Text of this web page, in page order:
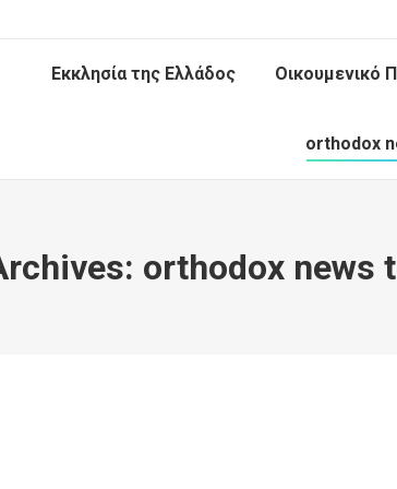
Εκκλησία της Ελλάδος Οικουμενικό
orthodox
orthodox news